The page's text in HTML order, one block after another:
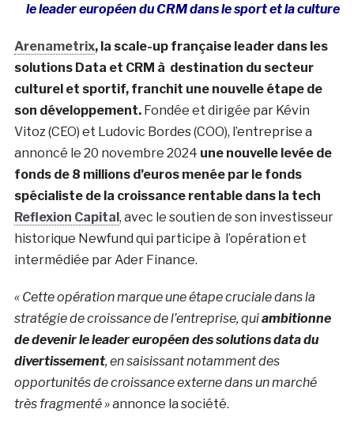
le leader européen du CRM dans le sport et la culture
Arenametrix, la scale-up française leader dans les
solutions Data et CRM à destination du secteur
culturel et sportif, franchit une nouvelle étape de
son développement.Fondée et dirigée par Kévin
Vitoz (CEO) et Ludovic Bordes (COO), l’entreprise a
annoncé le 20 novembre 2024 une nouvelle levée de
fonds de 8 millions d’euros menée par le fonds
spécialiste de la croissance rentable dans la tech
Reflexion Capital, avec le soutien de son investisseur
historique Newfund qui participe à l’opération et
intermédiée par Ader Finance.
« Cette opération marque une étape cruciale dans la
stratégie de croissance de l’entreprise, quiambitionne
de devenir le leader européen des solutions data du
divertissement, en saisissant notamment des
opportunités de croissance externe dans un marché
très fragmenté »annonce la société.